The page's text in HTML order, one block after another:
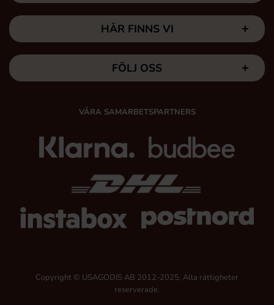
HÄR FINNS VI
FÖLJ OSS
VÅRA SAMARBETSPARTNERS
Copyright © USAGODIS AB 2012-2025, Alla rättigheter
reserverade.